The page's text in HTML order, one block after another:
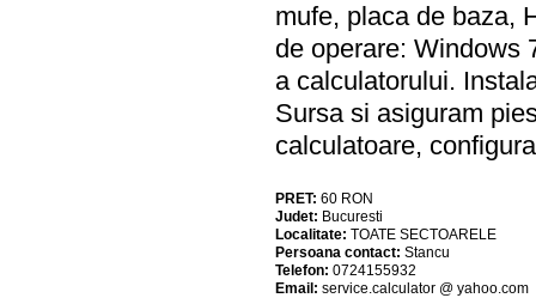
mufe, placa de baza,
de operare: Windows
a calculatorului.
Sursa si asiguram
calculatoare,
PRET: 60 RON
Judet: Bucuresti
Localitate: TOATE SECTOARELE
Persoana contact: Stancu
Telefon: 0724155932
Email: service.calculator @ yahoo.com